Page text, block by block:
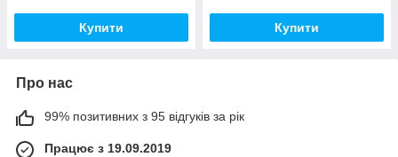
Купити Купити
Про нас
99% позитивних з 95 відгуків за рік
Працює з 19.09.2019